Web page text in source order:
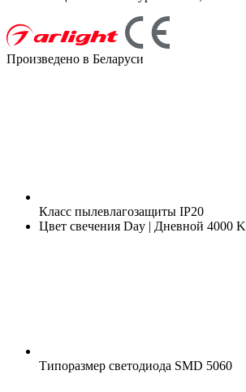
Произведено в Беларуси
Класс пылевлагозащиты IP20
Цвет свечения Day | Дневной 4000 K
Типоразмер светодиода SMD 5060